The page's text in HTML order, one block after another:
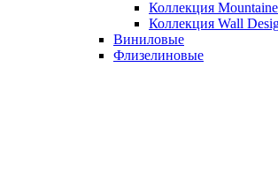
Коллекция Mountaine
Коллекция Wall
Виниловые
Флизелиновые